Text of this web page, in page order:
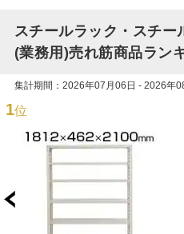
スチールラック・スチー
(業務用)売れ筋商品ラン
集計期間：2026年07月06日 - 2026年
1位